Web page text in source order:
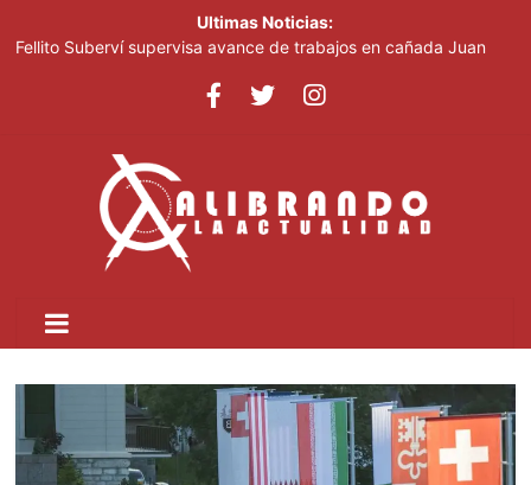
Ultimas Noticias:
Fellito Suberví supervisa avance de trabajos en cañada Juan
República Dominicana será sede del 1.er Congreso Internacional
COOPNAMA convoca a sus asociados a participar en las
Asambleas Distritales y General Ordinaria de Delegados
MICM lleva la Ruta Mipymes a San Pedro de Macorís
TNR e IICA unen esfuerzos para potenciar la modernización
agrícola en República Dominicana